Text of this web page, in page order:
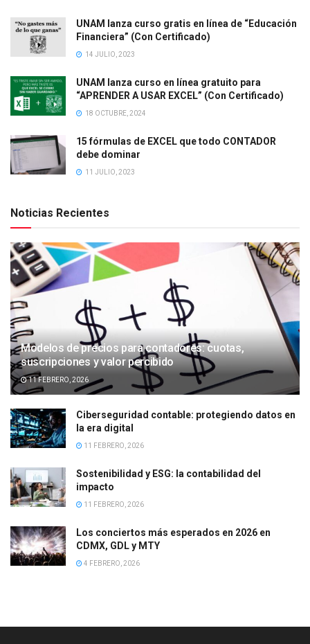
UNAM lanza curso gratis en línea de “Educación
Financiera” (Con Certificado)
14 JULIO, 2023
UNAM lanza curso en línea gratuito para
“APRENDER A USAR EXCEL” (Con Certificado)
18 OCTUBRE, 2024
15 fórmulas de EXCEL que todo CONTADOR
debe dominar
11 JULIO, 2023
Noticias Recientes
Modelos de precios para contadores: cuotas,
suscripciones y valor percibido
11 FEBRERO, 2026
Ciberseguridad contable: protegiendo datos en
la era digital
11 FEBRERO, 2026
Sostenibilidad y ESG: la contabilidad del
impacto
11 FEBRERO, 2026
Los conciertos más esperados en 2026 en
CDMX, GDL y MTY
4 FEBRERO, 2026